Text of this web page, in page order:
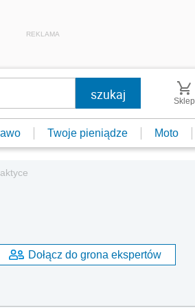
REKLAMA
Sklep
Twoje pieniądze Moto
Dołącz do grona ekspertów